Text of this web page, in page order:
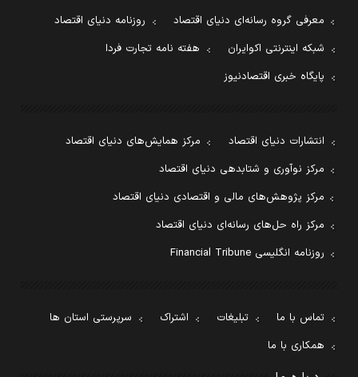
معرفی گروه رسانه‌ای دنیای اقتصاد
روزنامه دنیای اقتصاد
شبکه اینترنتی اکوایران
هفته نامه تجارت فردا
پایگاه خبری اقتصادنیوز
انتشارات دنیای اقتصاد
مرکز همایش‌های دنیای اقتصاد
مرکز نوآوری و شتابدهی دنیای اقتصاد
مرکز پژوهش‌های مالی و اقتصادی دنیای اقتصاد
مرکز راه حل‌های رسانه‌ای دنیای اقتصاد
روزنامه انگلیسی Financial Tribune
تماس با ما تبلیغات اشتراک
سرپرستی استان ها
همکاری با ما